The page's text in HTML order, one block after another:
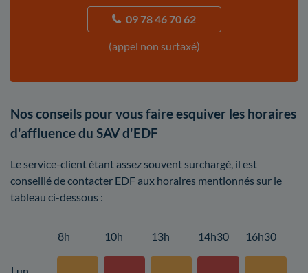
09 78 46 70 62
(appel non surtaxé)
Nos conseils pour vous faire esquiver les horaires
d'affluence du SAV d'EDF
Le service-client étant assez souvent surchargé, il est
conseillé de contacter EDF aux horaires mentionnés sur le
tableau ci-dessous :
8h 10h 13h 14h30 16h30